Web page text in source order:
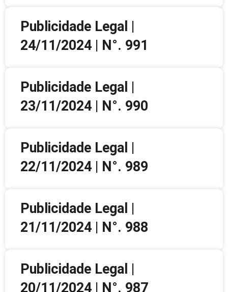
Publicidade Legal |
24/11/2024 | N°. 991
Publicidade Legal |
23/11/2024 | N°. 990
Publicidade Legal |
22/11/2024 | N°. 989
Publicidade Legal |
21/11/2024 | N°. 988
Publicidade Legal |
20/11/2024 | N°. 987